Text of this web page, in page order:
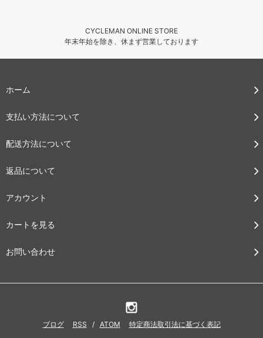
CYCLEMAN ONLINE STORE
年末年始を除き、休まず営業しております
ホーム
支払い方法について
配送方法について
返品について
アカウント
カートを見る
お問い合わせ
ブログ RSS / ATOM 特定商法取引法に基づく表記